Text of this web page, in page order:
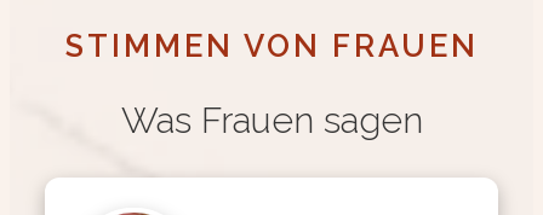
STIMMEN VON FRAUEN
Was Frauen sagen